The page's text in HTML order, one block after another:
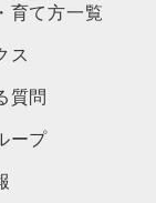
育て方一覧
ス
質問
ープ